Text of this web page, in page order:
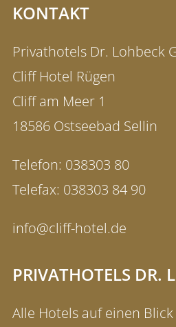
KONTAKT
Privathotels Dr. Lohbeck
Cliff Hotel Rügen
Cliff am Meer 1
18586 Ostseebad Sellin
Telefon: 038303 80
Telefax: 038303 84 90
info@cliff-hotel.de
PRIVATHOTELS DR.
Alle Hotels auf einen Blick